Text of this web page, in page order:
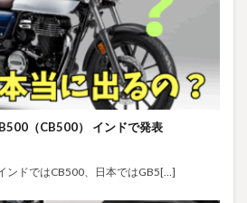
（CB500） インドで発表
ドではCB500、日本ではGB5[…]